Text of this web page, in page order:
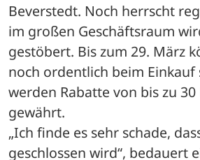
Beverstedt. Noch herrscht
im großen Geschäftsraum
gestöbert. Bis zum 29. März
noch ordentlich beim Einkauf
werden Rabatte von bis zu
gewährt.
„Ich finde es sehr schade,
geschlossen wird“, bedauert